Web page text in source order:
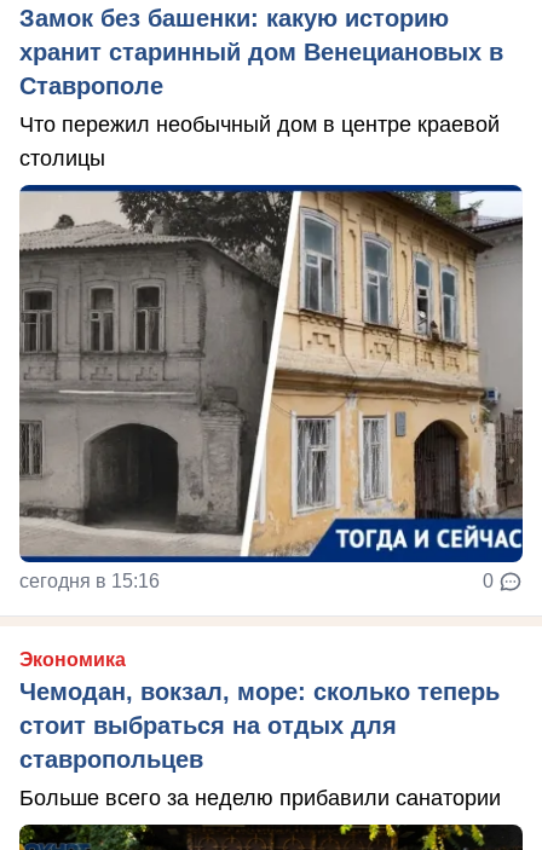
Замок без башенки: какую историю
хранит старинный дом Венециановых в
Ставрополе
Что пережил необычный дом в центре краевой
столицы
сегодня в 15:16 0
Экономика
Чемодан, вокзал, море: сколько теперь
стоит выбраться на отдых для
ставропольцев
Больше всего за неделю прибавили санатории